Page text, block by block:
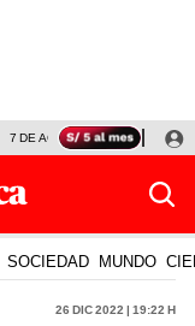
7 DE AGOSTO OLLANTA
SOCIEDAD MUNDO
26 Dic 2022 | 19:22 h